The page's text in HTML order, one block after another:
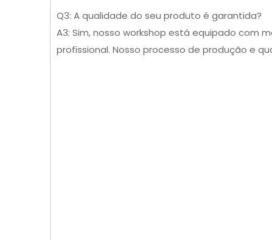
Q3: A qualidade do seu produto é garantida?
A3: Sim, nosso workshop está equipado com
profissional. Nosso processo de produção e